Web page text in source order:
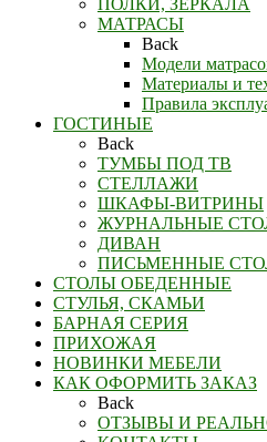
ПОЛКИ, ЗЕРКАЛА
МАТРАСЫ
Back
Модели
Материалы и
Правила
ГОСТИНЫЕ
Back
ТУМБЫ ПОД ТВ
СТЕЛЛАЖИ
ШКАФЫ-ВИТРИНЫ
ЖУРНАЛЬНЫЕ
ДИВАН
ПИСЬМЕННЫЕ
СТОЛЫ ОБЕДЕННЫЕ
СТУЛЬЯ, СКАМЬИ
БАРНАЯ СЕРИЯ
ПРИХОЖАЯ
НОВИНКИ МЕБЕЛИ
КАК ОФОРМИТЬ ЗАКАЗ
Back
ОТЗЫВЫ И